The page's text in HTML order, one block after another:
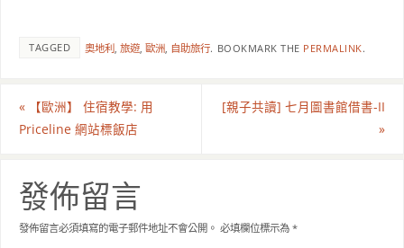
TAGGED 奧地利,旅遊,歐洲, 自助旅行. BOOKMARK THE PERMALINK.
« 【歐洲】 住宿教學: 用
Priceline 網站標飯店
[親子共讀] 七月圖書館借書-II
»
發佈留言
發佈留言必須填寫的電子郵件地址不會公開。 必填欄位標示為*